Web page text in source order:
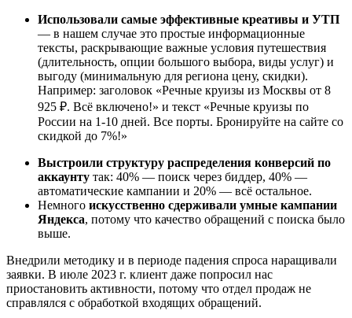
Использовали самые эффективные креативы и УТП
— в нашем случае это простые информационные
тексты, раскрывающие важные условия путешествия
(длительность, опции большого выбора, виды услуг) и
выгоду (минимальную для региона цену, скидки).
Например: заголовок «Речные круизы из Москвы от 8
925 ₽. Всё включено!» и текст «Речные круизы по
России на 1-10 дней. Все порты. Бронируйте на сайте со
скидкой до 7%!»
Выстроили структуру распределения конверсий по
аккаунту так: 40% — поиск через биддер, 40% —
автоматические кампании и 20% — всё остальное.
Немного искусственно сдерживали умные кампании
Яндекса, потому что качество обращений с поиска было
выше.
Внедрили методику и в периоде падения спроса наращивали
заявки. В июле 2023 г. клиент даже попросил нас
приостановить активности, потому что отдел продаж не
справлялся с обработкой входящих обращений.